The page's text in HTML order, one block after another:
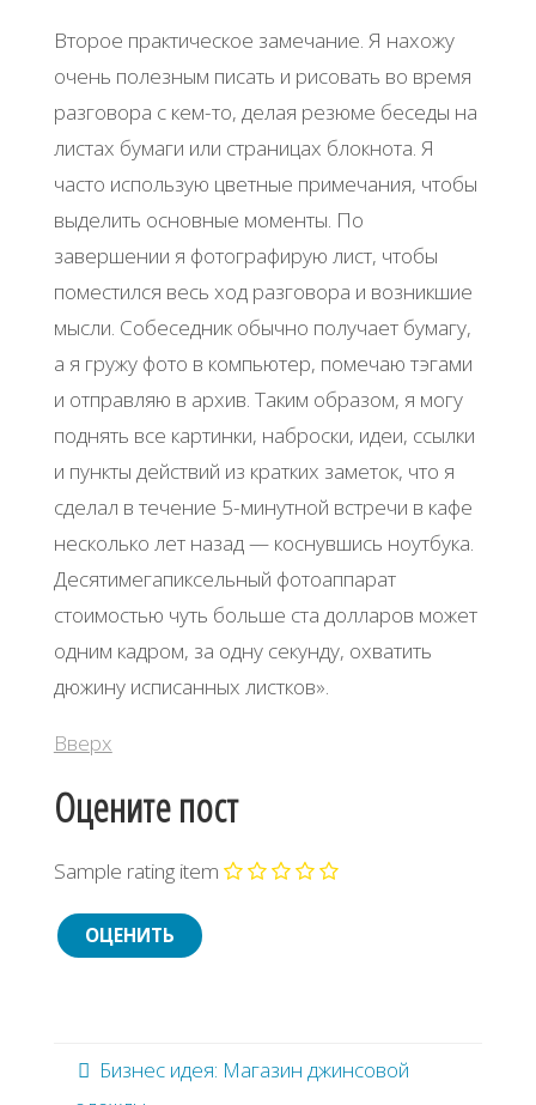
Второе практическое замечание. Я нахожу
очень полезным писать и рисовать во время
разговора с кем-то, делая резюме беседы на
листах бумаги или страницах блокнота. Я
часто использую цветные примечания, чтобы
выделить основные моменты. По
завершении я фотографирую лист, чтобы
поместился весь ход разговора и возникшие
мысли. Собеседник обычно получает бумагу,
а я гружу фото в компьютер, помечаю тэгами
и отправляю в архив. Таким образом, я могу
поднять все картинки, наброски, идеи, ссылки
и пункты действий из кратких заметок, что я
сделал в течение 5-минутной встречи в кафе
несколько лет назад — коснувшись ноутбука.
Десятимегапиксельный фотоаппарат
стоимостью чуть больше ста долларов может
одним кадром, за одну секунду, охватить
дюжину исписанных листков».
Вверх
Оцените пост
Sample rating item
Бизнес идея: Магазин джинсовой